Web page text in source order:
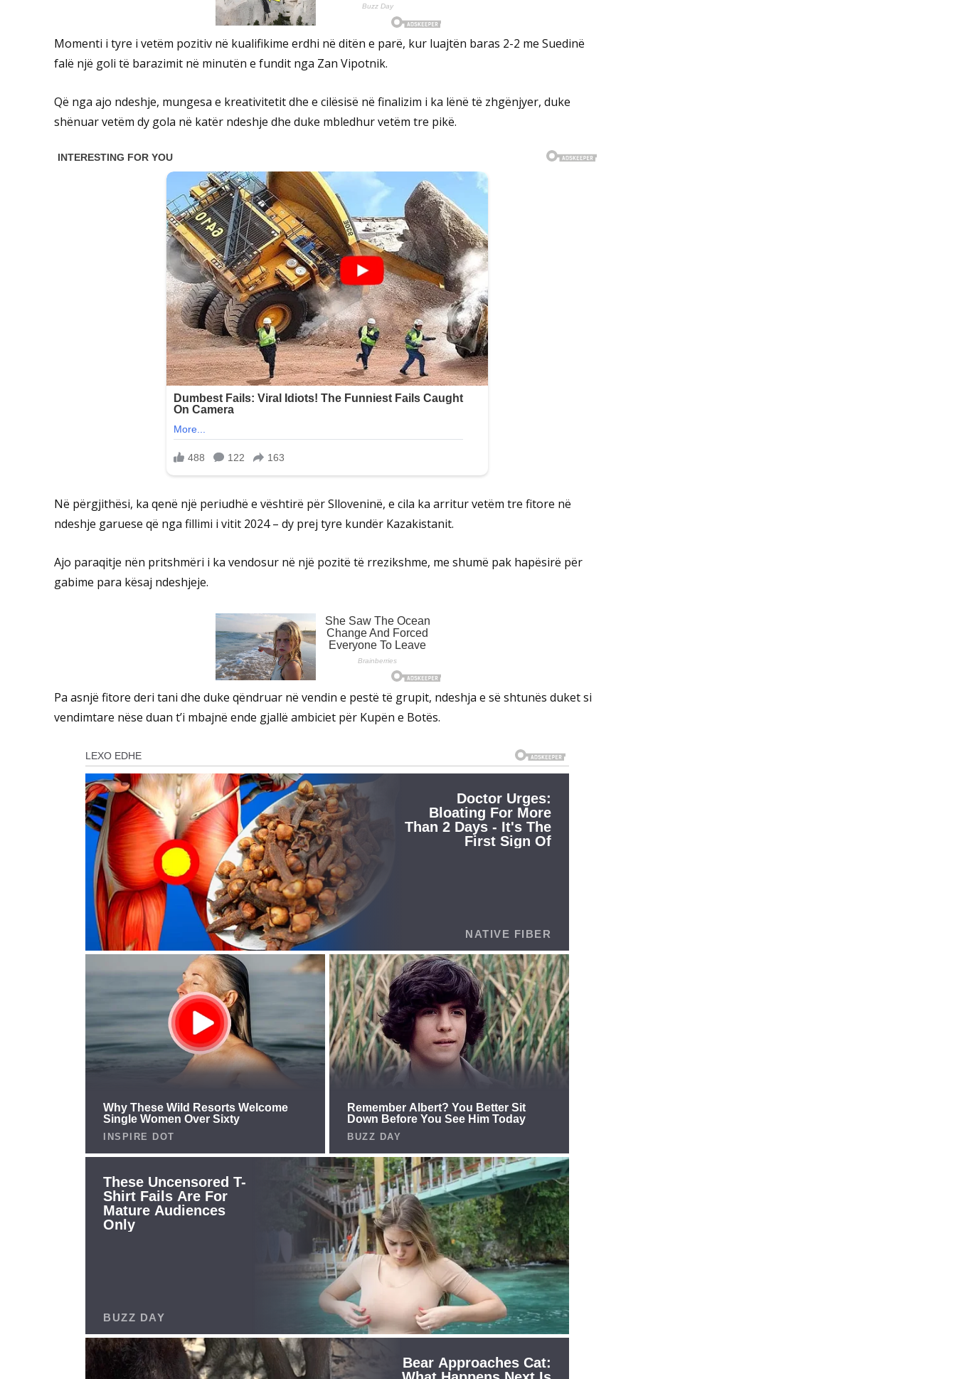
Momenti i tyre i vetëm pozitiv në kualifikime erdhi në ditën e parë, kur luajtën baras 2-2 me Suedinë
falë një goli të barazimit në minutën e fundit nga Zan Vipotnik.
Që nga ajo ndeshje, mungesa e kreativitetit dhe e cilësisë në finalizim i ka lënë të zhgënjyer, duke
shënuar vetëm dy gola në katër ndeshje dhe duke mbledhur vetëm tre pikë.
Në përgjithësi, ka qenë një periudhë e vështirë për Slloveninë, e cila ka arritur vetëm tre fitore në
ndeshje garuese që nga fillimi i vitit 2024 – dy prej tyre kundër Kazakistanit.
Ajo paraqitje nën pritshmëri i ka vendosur në një pozitë të rrezikshme, me shumë pak hapësirë për
gabime para kësaj ndeshjeje.
Pa asnjë fitore deri tani dhe duke qëndruar në vendin e pestë të grupit, ndeshja e së shtunës duket si
vendimtare nëse duan t’i mbajnë ende gjallë ambiciet për Kupën e Botës.